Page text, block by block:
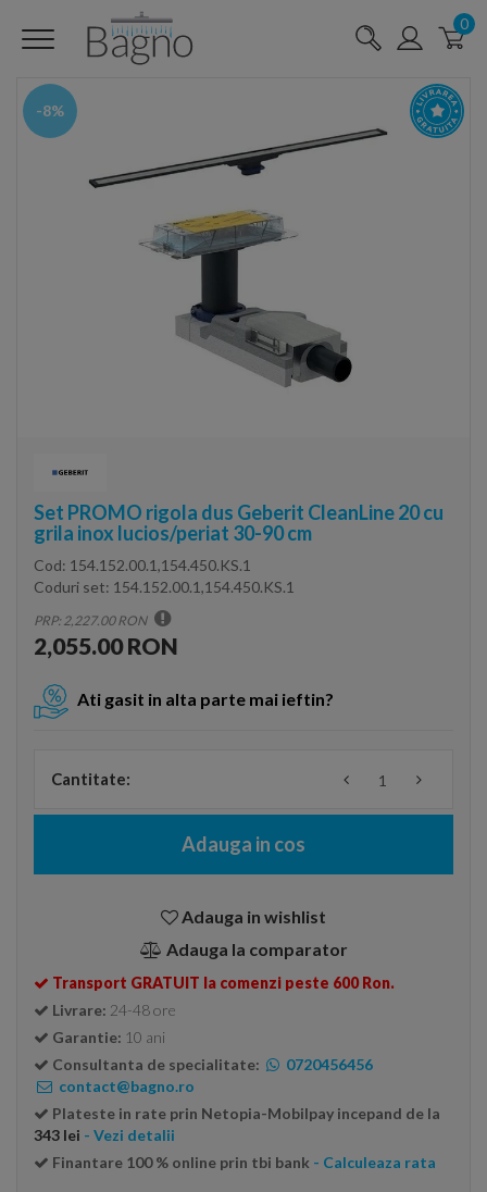
0
-8%
Set PROMO rigola dus Geberit CleanLine 20 cu
grila inox lucios/periat 30-90 cm
Cod: 154.152.00.1,154.450.KS.1
Coduri set: 154.152.00.1,154.450.KS.1
PRP: 2,227.00 RON
2,055.00 RON
Ati gasit in alta parte mai ieftin?
Cantitate:
Adauga in cos
Adauga in wishlist
Adauga la comparator
Transport GRATUIT la comenzi peste 600 Ron.
Livrare: 24-48 ore
Garantie: 10 ani
Consultanta de specialitate:
0720456456
contact@bagno.ro
Plateste in rate prin Netopia-Mobilpay incepand de la
343 lei - Vezi detalii
Finantare 100 % online prin tbi bank - Calculeaza rata